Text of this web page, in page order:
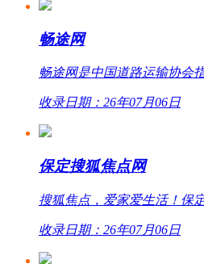
畅途网
畅途网是中国道路运输协会
收录日期：26年07月06日
保定搜狐焦点网
搜狐焦点，爱家爱生活！保
收录日期：26年07月06日